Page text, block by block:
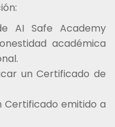
AI Safe Academy
académica
un Certificado de
Certificado emitido a